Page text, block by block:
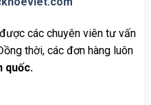
các chuyên viên tư vấn
thời, các đơn hàng luôn
quốc.